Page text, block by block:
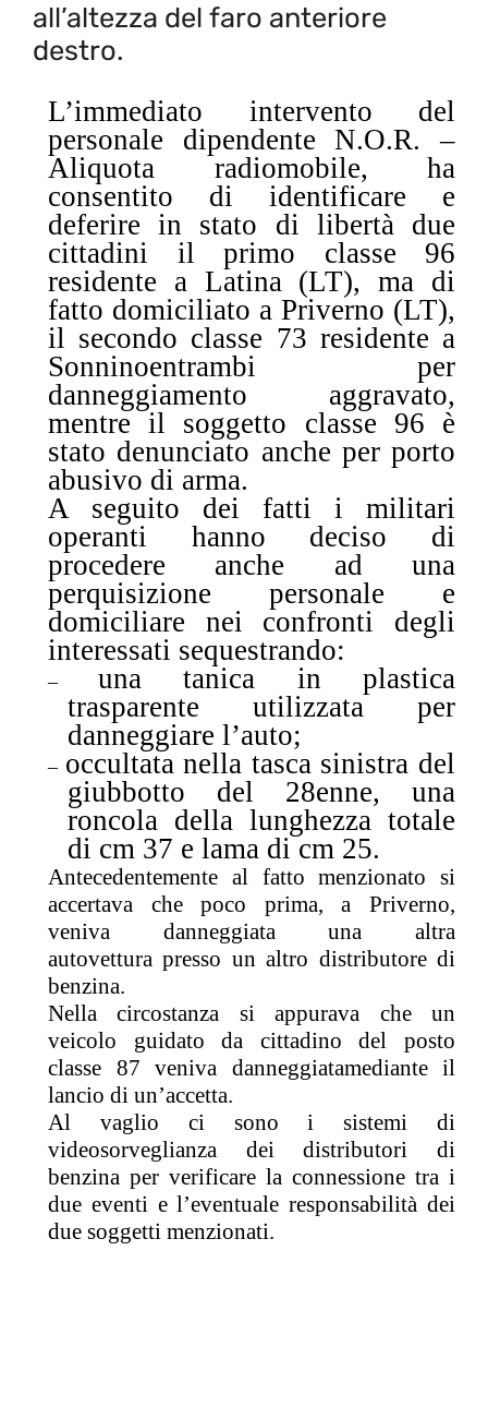
all’altezza del faro anteriore
destro.
L’immediato intervento del
personale dipendente N.O.R. –
Aliquota radiomobile, ha
consentito di identificare e
deferire in stato di libertà due
cittadini il primo classe 96
residente a Latina (LT), ma di
fatto domiciliato a Priverno (LT),
il secondo classe 73 residente a
Sonninoentrambi per
danneggiamento aggravato,
mentre il soggetto classe 96 è
stato denunciato anche per porto
abusivo di arma.
A seguito dei fatti i militari
operanti hanno deciso di
procedere anche ad una
perquisizione personale e
domiciliare
nei confronti degli
interessati sequestrando:
–
una tanica in plastica
trasparente
utilizzata per
danneggiare l’auto;
– occultata nella tasca sinistra del
giubbotto del 28enne, una
roncola della lunghezza totale
di cm 37 e lama di cm 25.
Antecedentemente al fatto menzionato si
accertava che poco prima, a Priverno,
veniva danneggiata una altra
autovettura presso un altro distributore di
benzina.
Nella circostanza si appurava che
un
veicolo guidato da cittadino del posto
classe 87 veniva danneggiatamediante il
lancio di un’accetta.
Al vaglio ci sono i sistemi di
videosorveglianza dei distributori di
benzina per verificare la connessione tra i
due eventi e l’eventuale responsabilità dei
due soggetti menzionati.